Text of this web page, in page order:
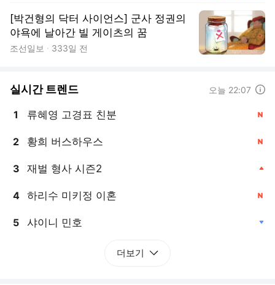
[박건형의 닥터 사이언스] 군사 정권의
야욕에 날아간 빌 게이츠의 꿈
조선일보 333일 전
실시간 트렌드 오늘 22:07
1 류혜영 고경표 친분
2 황희 버스하우스
3 재벌 형사 시즌2
4 하리수 미키정 이혼
5 샤이니 민호
더보기